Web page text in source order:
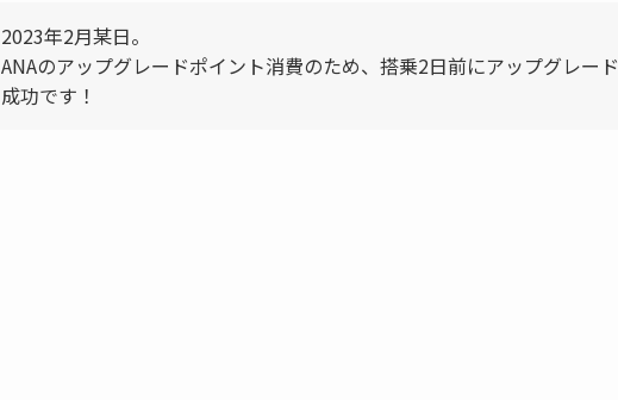
2023年2月某日。
ANAのアップグレードポイント消費のため、搭乗2日前にアップグレード
成功です！